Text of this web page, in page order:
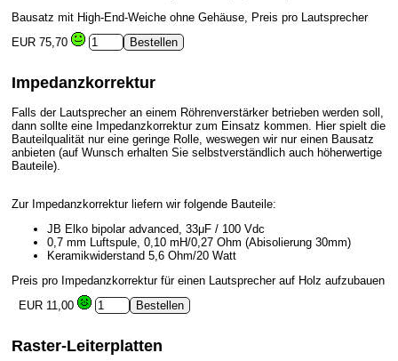
Bausatz mit High-End-Weiche ohne Gehäuse, Preis pro Lautsprecher
EUR 75,70
Impedanzkorrektur
Falls der Lautsprecher an einem Röhrenverstärker betrieben werden soll,
dann sollte eine Impedanzkorrektur zum Einsatz kommen. Hier spielt die
Bauteilqualität nur eine geringe Rolle, weswegen wir nur einen Bausatz
anbieten (auf Wunsch erhalten Sie selbstverständlich auch höherwertige
Bauteile).
Zur Impedanzkorrektur liefern wir folgende Bauteile:
JB Elko bipolar advanced, 33μF / 100 Vdc
0,7 mm Luftspule, 0,10 mH/0,27 Ohm (Abisolierung 30mm)
Keramikwiderstand 5,6 Ohm/20 Watt
Preis pro Impedanzkorrektur für einen Lautsprecher auf Holz aufzubauen
EUR 11,00
Raster-Leiterplatten